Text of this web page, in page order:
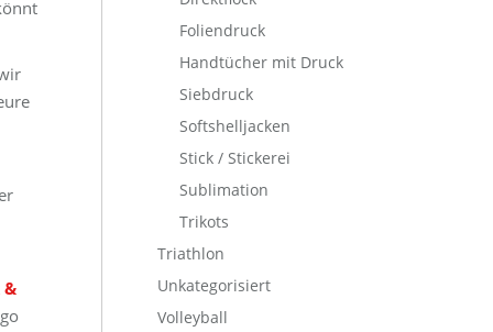
&
Foliendruck
Handtücher mit Druck
Siebdruck
Softshelljacken
Stick / Stickerei
Sublimation
Trikots
Triathlon
Unkategorisiert
Volleyball